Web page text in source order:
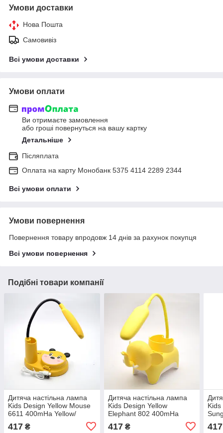
Умови доставки
Нова Пошта
Самовивіз
Всі умови доставки
Умови оплати
Ви отримаєте замовлення
або гроші повернуться на вашу картку
Детальніше
Післяплата
Оплата на карту Монобанк 5375 4114 2289 2344
Всі умови оплати
Умови повернення
Повернення товару впродовж 14 днів за рахунок покупця
Всі умови повернення
Подібні товари компанії
Дитяча настільна лампа
Kids Design Yellow Mouse
6611 400mHa Yellow/
417 ₴
Дитяча настільна лампа
Kids Design Yellow
Elephant 802 400mHa
417₴ 417